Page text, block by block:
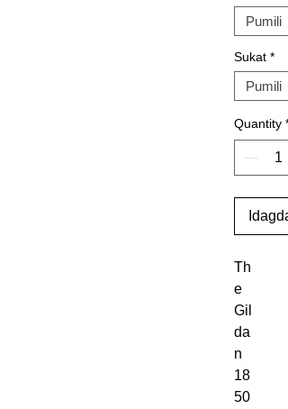
Sukat *
Quantity *
Th
e
Gil
da
n
18
50